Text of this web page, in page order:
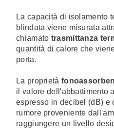
La capacità di isolamento
blindata viene misurata
chiamato trasmittanza
quantità di calore che
porta.
La proprietà
il valore dell'abbattimento
espresso in decibel (dB) e
rumore proveniente
raggiungere un livello